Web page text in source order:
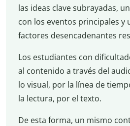
las ideas clave subrayadas,
con los eventos principales y
factores desencadenantes
Los estudiantes con
al contenido a través del
lo visual, por la línea de
la lectura, por el texto.
De esta forma, un mismo